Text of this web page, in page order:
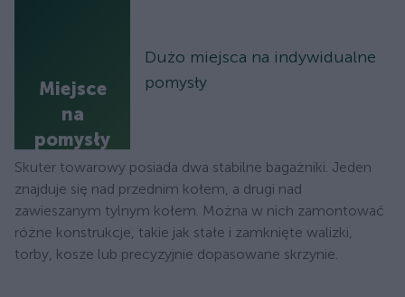
Miejsce
na
pomysły
Dużo miejsca na indywidualne
pomysły
Skuter towarowy posiada dwa stabilne bagażniki. Jeden
znajduje się nad przednim kołem, a drugi nad
zawieszanym tylnym kołem. Można w nich zamontować
różne konstrukcje, takie jak stałe i zamknięte walizki,
torby, kosze lub precyzyjnie dopasowane skrzynie.